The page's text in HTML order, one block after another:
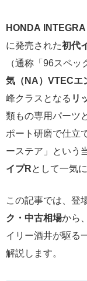
HONDA
に発売された初代
（通称「96スペ
気（NA）VTECエ
峰クラスとなる リ
類もの専用パーツ
ポート研磨で仕立
ーステア」という
イプR として一気
この記事では、登
ク・中古相場から、
イリー酒井が駆る
解説します。